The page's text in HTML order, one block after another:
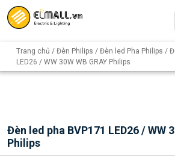
Trang chủ / Đèn Philips / Đèn led Pha Philips /
LED26 / WW 30W WB GRAY Philips
Đèn led pha BVP171 LED26 / WW
Philips